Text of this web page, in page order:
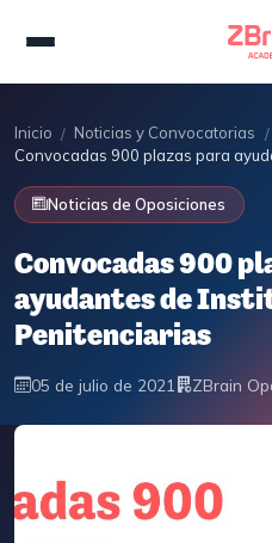
Inicio / Noticias y Convocatorias /
Convocadas 900 plazas para
Noticias de Oposiciones
Convocadas 900
ayudantes de
Penitenciarias
05 de julio de 2021 ZBrain